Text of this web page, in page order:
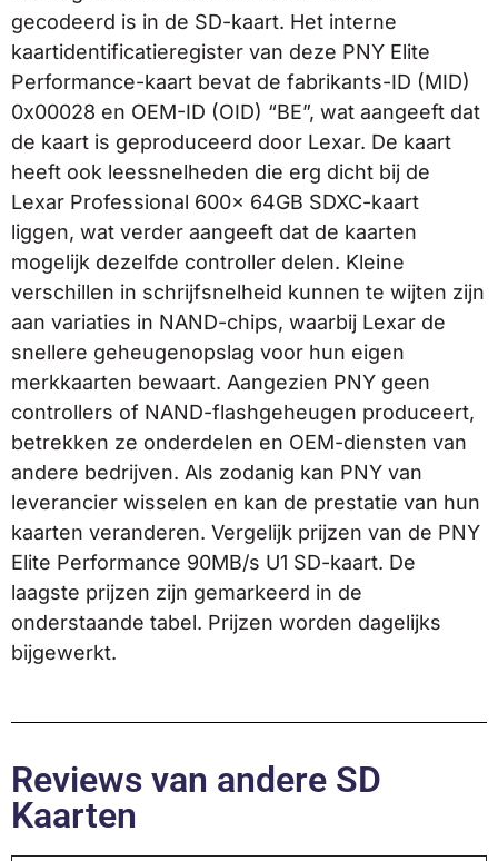
gecodeerd is in de SD-kaart. Het interne
kaartidentificatieregister van deze PNY Elite
Performance-kaart bevat de fabrikants-ID (MID)
0x00028 en OEM-ID (OID) “BE”, wat aangeeft dat
de kaart is geproduceerd door Lexar. De kaart
heeft ook leessnelheden die erg dicht bij de
Lexar Professional 600x 64GB SDXC-kaart
liggen, wat verder aangeeft dat de kaarten
mogelijk dezelfde controller delen. Kleine
verschillen in schrijfsnelheid kunnen te wijten zijn
aan variaties in NAND-chips, waarbij Lexar de
snellere geheugenopslag voor hun eigen
merkkaarten bewaart. Aangezien PNY geen
controllers of NAND-flashgeheugen produceert,
betrekken ze onderdelen en OEM-diensten van
andere bedrijven. Als zodanig kan PNY van
leverancier wisselen en kan de prestatie van hun
kaarten veranderen. Vergelijk prijzen van de PNY
Elite Performance 90MB/s U1 SD-kaart. De
laagste prijzen zijn gemarkeerd in de
onderstaande tabel. Prijzen worden dagelijks
bijgewerkt.
Reviews van andere SD
Kaarten